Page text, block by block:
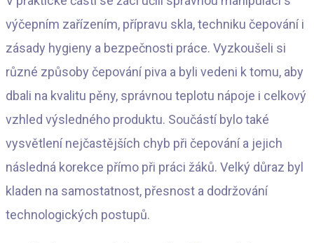
výčepním zařízením, přípravu skla, techniku čepování i
zásady hygieny a bezpečnosti práce. Vyzkoušeli si
různé způsoby čepování piva a byli vedeni k tomu, aby
dbali na kvalitu pěny, správnou teplotu nápoje i celkový
vzhled výsledného produktu. Součástí bylo také
vysvětlení nejčastějších chyb při čepování a jejich
následná korekce přímo při práci žáků. Velký důraz byl
kladen na samostatnost, přesnost a dodržování
technologických postupů.